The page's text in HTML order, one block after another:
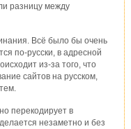
разницу между
Всё было бы очень
по-русски, в адресной
из-за того, что
сайтов на русском,
перекодирует в
незаметно и без